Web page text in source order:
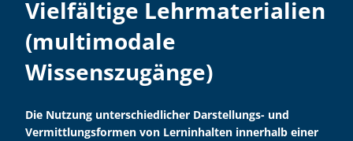
Vielfältige Lehrmaterialien
(multimodale
Wissenszugänge)
Die Nutzung unterschiedlicher Darstellungs- und
Vermittlungsformen von Lerninhalten innerhalb einer